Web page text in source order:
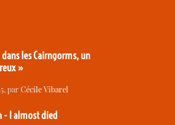
dans les Cairngorms, un
»
, parCécile Vibarel
- I almost died